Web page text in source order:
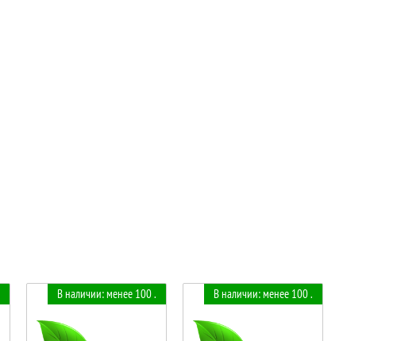
В наличии: менее 100 . В наличии: менее 100 .